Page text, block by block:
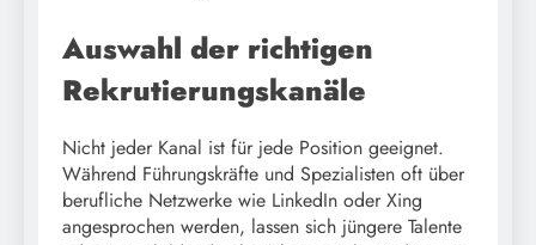
Auswahl der richtigen
Rekrutierungskanäle
Nicht jeder Kanal ist für jede Position geeignet.
Während Führungskräfte und Spezialisten oft über
berufliche Netzwerke wie LinkedIn oder Xing
angesprochen werden, lassen sich jüngere Talente